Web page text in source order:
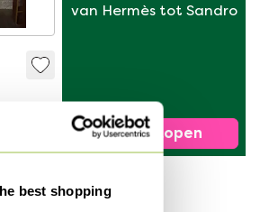
best shopping
van Hermès tot Sandro
Nu verkopen